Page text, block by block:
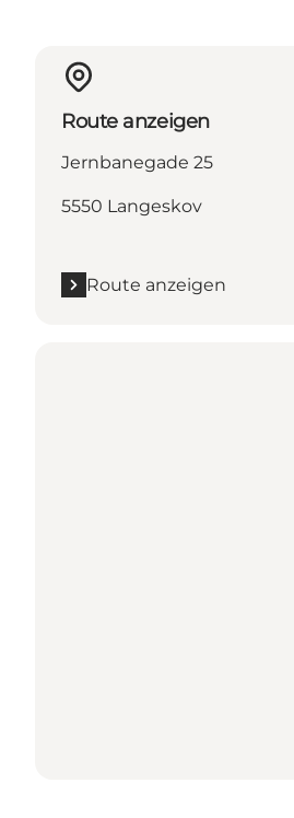
Route anzeigen
Jernbanegade 25
5550 Langeskov
Route anzeigen